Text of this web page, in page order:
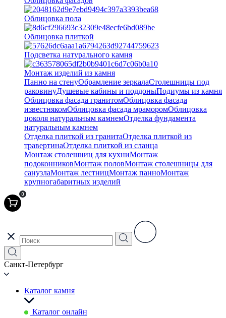
Облицовка пола
Облицовка плиткой
Подсветка натурального камня
Монтаж изделий из камня
Панно на стенуОбрамление зеркалаСтолешницы под
раковинуДушевые кабины и поддоныПодиумы из камня
Облицовка фасада гранитомОблицовка фасада
известнякомОблицовка фасада мраморомОблицовка
цоколя натуральным камнемОтделка фундамента
натуральным камнем
Отделка плиткой из гранитаОтделка плиткой из
травертинаОтделка плиткой из сланца
Монтаж столешниц для кухниМонтаж
подоконниковМонтаж половМонтаж столешницы для
санузлаМонтаж лестницМонтаж панноМонтаж
крупногабаритных изделий
0
Санкт-Петербург
Каталог камня
Каталог онлайн